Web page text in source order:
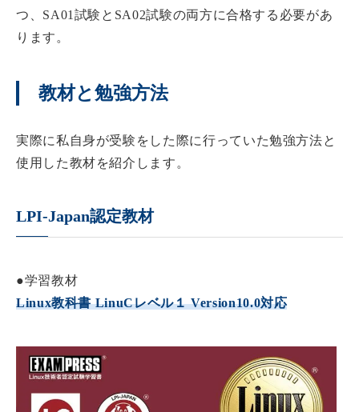
つ、SA01試験とSA02試験の両方に合格する必要があ
ります。
教材と勉強方法
実際に私自身が受験をした際に行っていた勉強方法と
使用した教材を紹介します。
LPI-Japan認定教材
●学習教材
Linux教科書 LinuCレベル１ Version10.0対応